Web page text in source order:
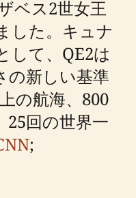
ベス2世女王
した。キュナ
して、QE2は
の新しい基準
の航海、800
25回の世界一
;